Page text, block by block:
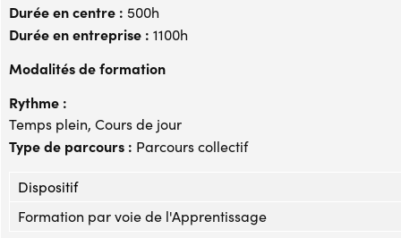
Durée en centre : 500h
Durée en entreprise : 1100h
Modalités de formation
Rythme :
Temps plein, Cours de jour
Type de parcours : Parcours collectif
Dispositif
Formation par voie de l'Apprentissage